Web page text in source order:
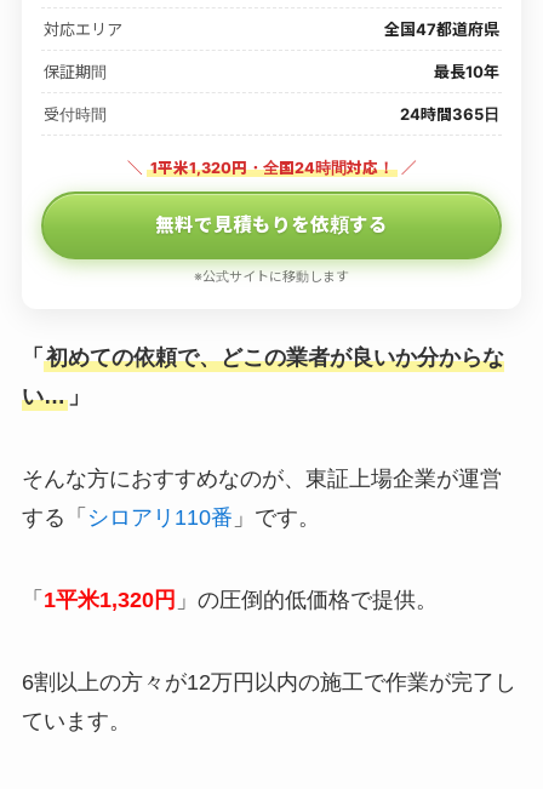
対応エリア 全国47都道府県
保証期間 最長10年
受付時間 24時間365日
＼ 1平米1,320円・全国24時間対応！ ／
無料で見積もりを依頼する
※公式サイトに移動します
「 初めての依頼で、どこの業者が良いか分からな
い…」
そんな方におすすめなのが、東証上場企業が運営
する「 シロアリ110番 」です。
「 1平米1,320円 」の圧倒的低価格で提供。
6割以上の方々が12万円以内の施工で作業が完了し
ています。